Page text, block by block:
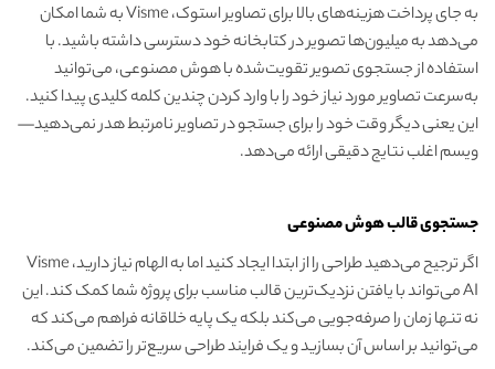
به جای پرداخت هزینه‌های بالا برای تصاویر استوک، Visme به شما امکان
می‌دهد به میلیون‌ها تصویر در کتابخانه خود دسترسی داشته باشید. با
استفاده از جستجوی تصویر تقویت‌شده با هوش مصنوعی، می‌توانید
به‌سرعت تصاویر مورد نیاز خود را با وارد کردن چندین کلمه کلیدی پیدا کنید.
این یعنی دیگر وقت خود را برای جستجو در تصاویر نامرتبط هدر نمی‌دهید—
ویسم اغلب نتایج دقیقی ارائه می‌دهد.
جستجوی قالب هوش مصنوعی
اگر ترجیح می‌دهید طراحی را از ابتدا ایجاد کنید اما به الهام نیاز دارید، Visme
AI می‌تواند با یافتن نزدیک‌ترین قالب مناسب برای پروژه شما کمک کند. این
نه تنها زمان را صرفه‌جویی می‌کند بلکه یک پایه خلاقانه فراهم می‌کند که
می‌توانید بر اساس آن بسازید و یک فرایند طراحی سریع‌تر را تضمین می‌کند.